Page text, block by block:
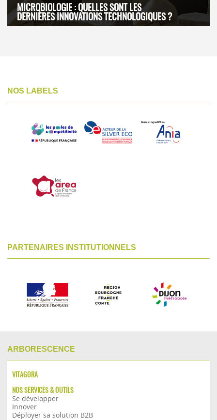
MICROBIOLOGIE : QUELLES SONT LES
DERNIÈRES INNOVATIONS TECHNOLOGIQUES ?
NOS LABELS
PARTENAIRES INSTITUTIONNELS
ARBORESCENCE
VITAGORA
NOS SERVICES & OUTILS
Se développer
Innover
Déployer sa solution B2B